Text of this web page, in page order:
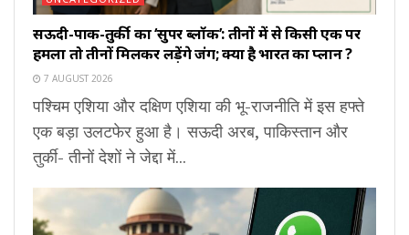
सऊदी-पाक-तुर्की का ‘सुपर ब्लॉक’: तीनों में से किसी एक पर
हमला तो तीनों मिलकर लड़ेंगे जंग; क्या है भारत का प्लान ?
7 AUGUST 2026
पश्चिम एशिया और दक्षिण एशिया की भू-राजनीति में इस हफ्ते
एक बड़ा उलटफेर हुआ है। सऊदी अरब, पाकिस्तान और
तुर्की- तीनों देशों ने जेद्दा में...